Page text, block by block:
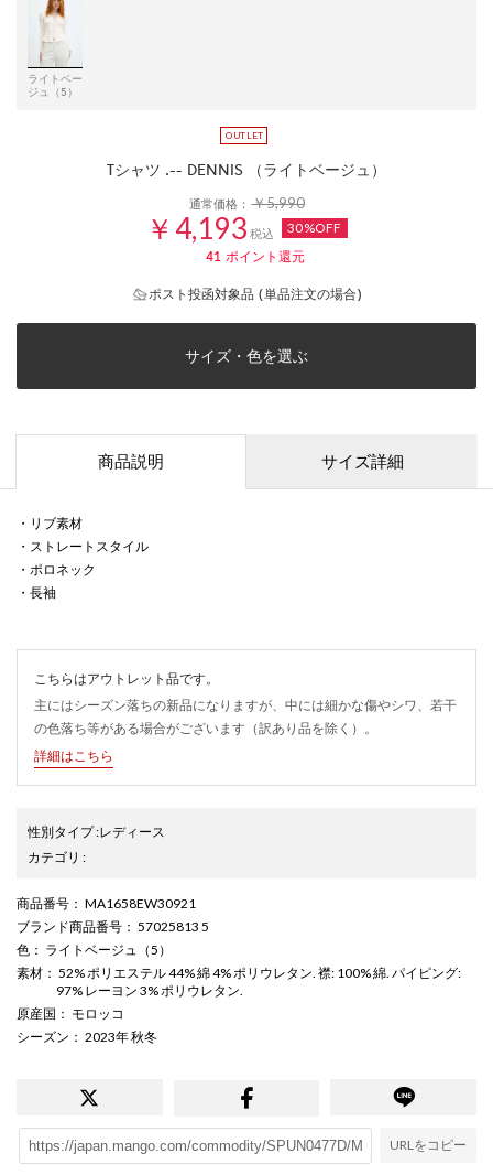
ライトベー
ジュ（5）
Tシャツ .-- DENNIS （ライトベージュ）
通常価格：￥5,990
￥4,193 税込 30%OFF
41ポイント還元
ポスト投函対象品 (単品注文の場合)
サイズ・色を選ぶ
商品説明 サイズ詳細
・リブ素材
・ストレートスタイル
・ポロネック
・長袖
こちらはアウトレット品です。
主にはシーズン落ちの新品になりますが、中には細かな傷やシワ、若干
の色落ち等がある場合がございます（訳あり品を除く）。
詳細はこちら
性別タイプ:レディース
カテゴリ :
商品番号 ： MA1658EW30921
ブランド商品番号 ： 57025813 5
色 ： ライトベージュ（5）
素材 ： 52% ポリエステル 44% 綿 4% ポリウレタン. 襟: 100% 綿. パイピング:
97% レーヨン 3% ポリウレタン.
原産国 ： モロッコ
シーズン ： 2023年 秋冬
URLをコピー